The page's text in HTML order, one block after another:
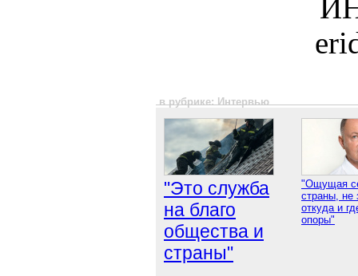
в рубрике: Интервью
"Это служба
на благо
общества и
страны"
"Ощущая
страны, не
откуда и
опоры"